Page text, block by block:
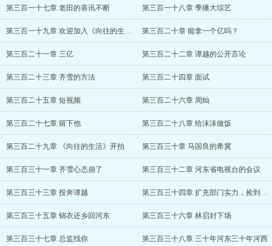
第三百一十七章 老田的喜讯不断 第三百一十八章 季播大综艺
第三百一十九章 欢迎加入《向往的生活》 第三百二十章 能拿一个亿吗？
第三百二十一章 三亿 第三百二十二章 谭越的公开言论
第三百二十三章 齐雪的方法 第三百二十四章 面试
第三百二十五章 短视频 第三百二十六章 周灿
第三百二十七章 留下他 第三百二十八章 给沫沫做饭
第三百二十九章 《向往的生活》开拍 第三百三十章 马国良的希冀
第三百三十一章 齐雪心态崩了 第三百三十二章 河东省电视台的会议
第三百三十三章 投奔谭越 第三百三十四章 扩充部门实力，捡到宝了
第三百三十五章 锦衣还乡回河东 第三百三十六章 林启封下场
第三百三十七章 总监找你 第三百三十八章 三十年河东三十年河西